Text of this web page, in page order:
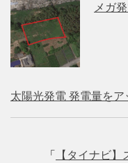
メガ
太陽光発電 発電量をア
「 【タイナビ